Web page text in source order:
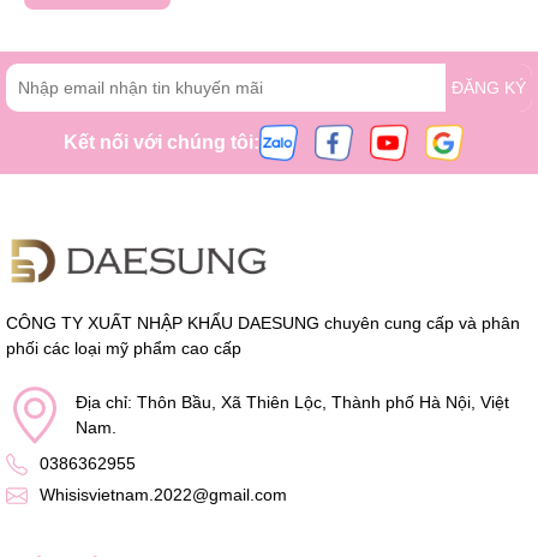
ĐĂNG KÝ
Kết nối với chúng tôi:
CÔNG TY XUẤT NHẬP KHẨU DAESUNG chuyên cung cấp và phân
phối các loại mỹ phẩm cao cấp
Địa chỉ: Thôn Bầu, Xã Thiên Lộc, Thành phố Hà Nội, Việt
Nam.
0386362955
Whisisvietnam.2022@gmail.com